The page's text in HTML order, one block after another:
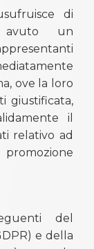
di
avuto un
ove la loro
giustificata,
il
relativo ad
del
e della